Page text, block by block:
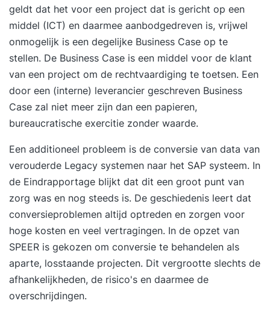
geldt dat het voor een project dat is gericht op een
middel (ICT) en daarmee aanbodgedreven is, vrijwel
onmogelijk is een degelijke Business Case op te
stellen. De Business Case is een middel voor de klant
van een project om de rechtvaardiging te toetsen. Een
door een (interne) leverancier geschreven Business
Case zal niet meer zijn dan een papieren,
bureaucratische exercitie zonder waarde.
Een additioneel probleem is de conversie van data van
verouderde Legacy systemen naar het SAP systeem. In
de Eindrapportage blijkt dat dit een groot punt van
zorg was en nog steeds is. De geschiedenis leert dat
conversieproblemen altijd optreden en zorgen voor
hoge kosten en veel vertragingen. In de opzet van
SPEER is gekozen om conversie te behandelen als
aparte, losstaande projecten. Dit vergrootte slechts de
afhankelijkheden, de risico's en daarmee de
overschrijdingen.